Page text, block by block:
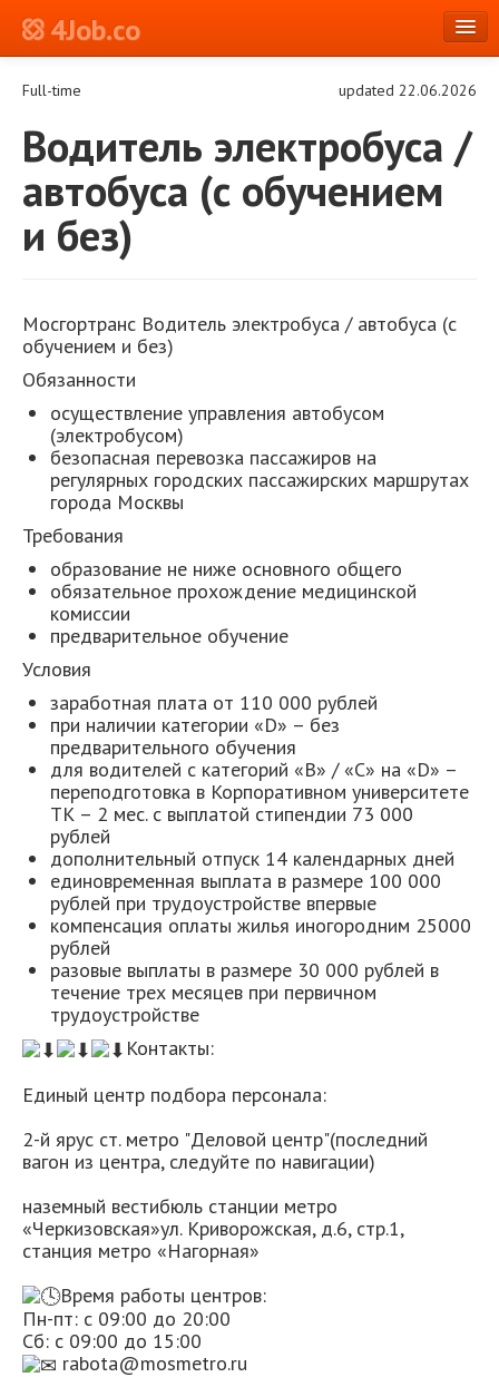
4Job.co
Full-time updated 22.06.2026
Водитель электробуса /
автобуса (с обучением
и без)
Мосгортранс Водитель электробуса / автобуса (с
обучением и без)
Обязанности
осуществление управления автобусом
(электробусом)
безопасная перевозка пассажиров на
регулярных городских пассажирских маршрутах
города Москвы
Требования
образование не ниже основного общего
обязательное прохождение медицинской
комиссии
предварительное обучение
Условия
заработная плата от 110 000 рублей
при наличии категории «D» – без
предварительного обучения
для водителей с категорий «В» / «С» на «D» –
переподготовка в Корпоративном университете
ТК – 2 мес. с выплатой стипендии 73 000
рублей
дополнительный отпуск 14 календарных дней
единовременная выплата в размере 100 000
рублей при трудоустройстве впервые
компенсация оплаты жилья иногородним 25000
рублей
разовые выплаты в размере 30 000 рублей в
течение трех месяцев при первичном
трудоустройстве
Контакты:
Единый центр подбора персонала:
2-й ярус ст. метро "Деловой центр"(последний
вагон из центра, следуйте по навигации)
наземный вестибюль станции метро
«Черкизовская»ул. Криворожская, д.6, стр.1,
станция метро «Нагорная»
Время работы центров:
Пн-пт: с 09:00 до 20:00
Сб: с 09:00 до 15:00
rabota@mosmetro.ru